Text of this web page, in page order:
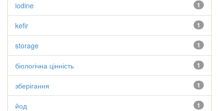
1
iodine
1
kefir
1
storage
1
біологічна цінність
1
зберігання
1
йод